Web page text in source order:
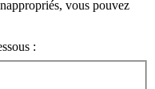
vous pouvez
: